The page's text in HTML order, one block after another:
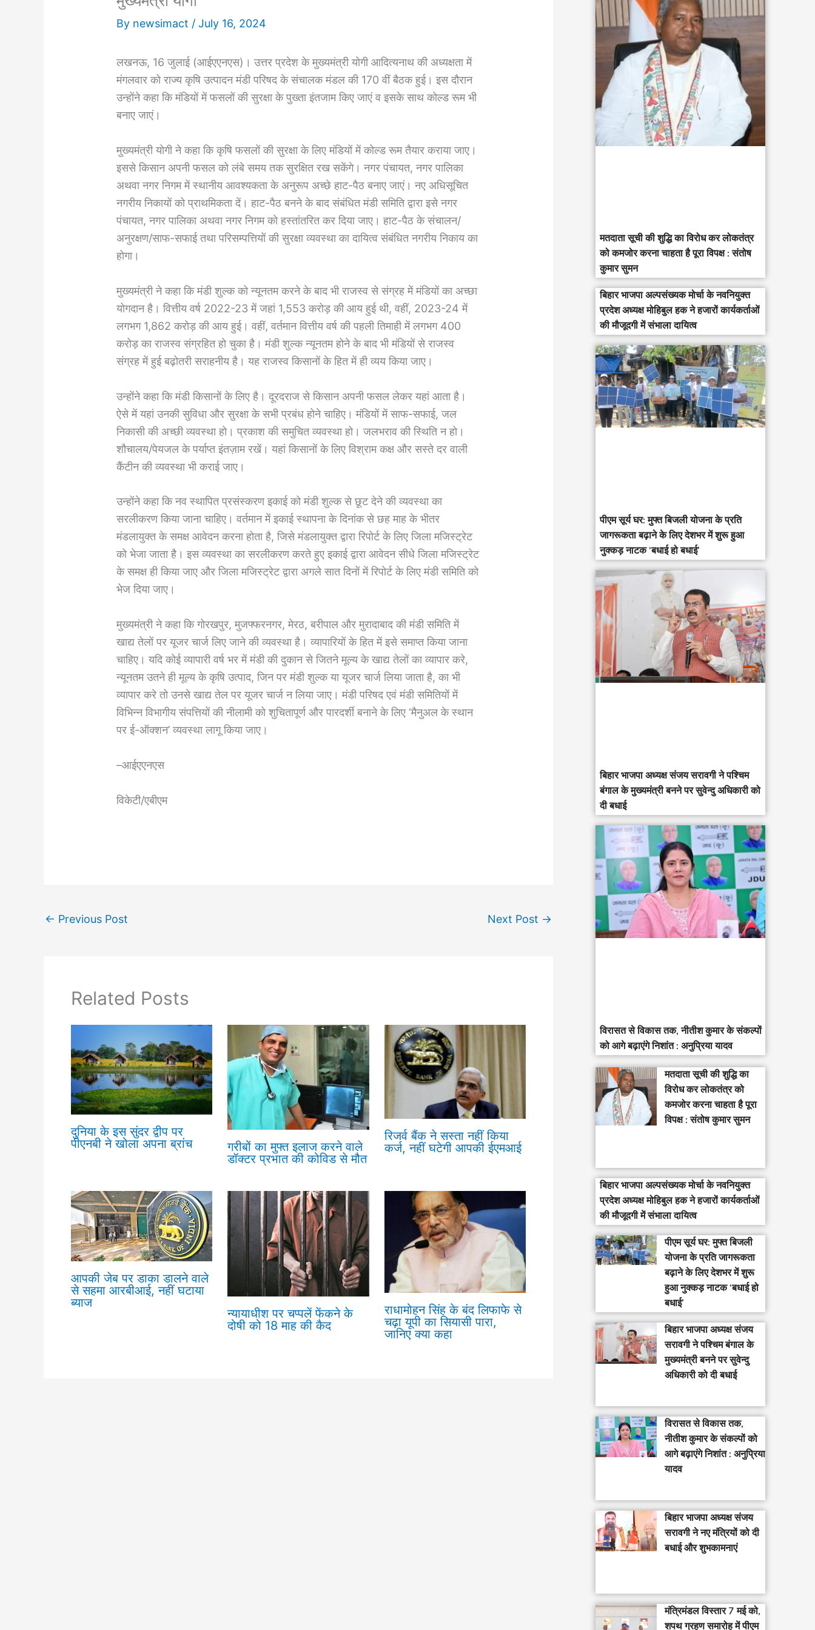
By newsimact /July 16, 2024
लखनऊ, 16 जुलाई (आईएएनएस)। उत्तर प्रदेश के मुख्यमंत्री योगी आदित्यनाथ की अध्यक्षता में
मंगलवार को राज्य कृषि उत्पादन मंडी परिषद के संचालक मंडल की 170 वीं बैठक हुई। इस दौरान
उन्होंने कहा कि मंडियों में फसलों की सुरक्षा के पुख्ता इंतजाम किए जाएं व इसके साथ कोल्ड रूम भी
बनाए जाएं।
मुख्यमंत्री योगी ने कहा कि कृषि फसलों की सुरक्षा के लिए मंडियों में कोल्ड रूम तैयार कराया जाए।
इससे किसान अपनी फसल को लंबे समय तक सुरक्षित रख सकेंगे। नगर पंचायत, नगर पालिका
अथवा नगर निगम में स्थानीय आवश्यकता के अनुरूप अच्छे हाट-पैठ बनाए जाएं। नए अधिसूचित
नगरीय निकायों को प्राथमिकता दें। हाट-पैठ बनने के बाद संबंधित मंडी समिति द्वारा इसे नगर
पंचायत, नगर पालिका अथवा नगर निगम को हस्तांतरित कर दिया जाए। हाट-पैठ के संचालन/
अनुरक्षण/साफ-सफाई तथा परिसम्पत्तियों की सुरक्षा व्यवस्था का दायित्व संबंधित नगरीय निकाय का
होगा।
मुख्यमंत्री ने कहा कि मंडी शुल्क को न्यूनतम करने के बाद भी राजस्व से संग्रह में मंडियों का अच्छा
योगदान है। वित्तीय वर्ष 2022-23 में जहां 1,553 करोड़ की आय हुई थी, वहीं, 2023-24 में
लगभग 1,862 करोड़ की आय हुई। वहीं, वर्तमान वित्तीय वर्ष की पहली तिमाही में लगभग 400
करोड़ का राजस्व संग्रहित हो चुका है। मंडी शुल्क न्यूनतम होने के बाद भी मंडियों से राजस्व
संग्रह में हुई बढ़ोतरी सराहनीय है। यह राजस्व किसानों के हित में ही व्यय किया जाए।
उन्होंने कहा कि मंडी किसानों के लिए है। दूरदराज से किसान अपनी फसल लेकर यहां आता है।
ऐसे में यहां उनकी सुविधा और सुरक्षा के सभी प्रबंध होने चाहिए। मंडियों में साफ-सफाई, जल
निकासी की अच्छी व्यवस्था हो। प्रकाश की समुचित व्यवस्था हो। जलभराव की स्थिति न हो।
शौचालय/पेयजल के पर्याप्त इंतज़ाम रखें। यहां किसानों के लिए विश्राम कक्ष और सस्ते दर वाली
कैंटीन की व्यवस्था भी कराई जाए।
उन्होंने कहा कि नव स्थापित प्रसंस्करण इकाई को मंडी शुल्क से छूट देने की व्यवस्था का
सरलीकरण किया जाना चाहिए। वर्तमान में इकाई स्थापना के दिनांक से छह माह के भीतर
मंडलायुक्त के समक्ष आवेदन करना होता है, जिसे मंडलायुक्त द्वारा रिपोर्ट के लिए जिला मजिस्ट्रेट
को भेजा जाता है। इस व्यवस्था का सरलीकरण करते हुए इकाई द्वारा आवेदन सीधे जिला मजिस्ट्रेट
के समक्ष ही किया जाए और जिला मजिस्ट्रेट द्वारा अगले सात दिनों में रिपोर्ट के लिए मंडी समिति को
भेज दिया जाए।
मुख्यमंत्री ने कहा कि गोरखपुर, मुजफ्फरनगर, मेरठ, बरीपाल और मुरादाबाद की मंडी समिति में
खाद्य तेलों पर यूजर चार्ज लिए जाने की व्यवस्था है। व्यापारियों के हित में इसे समाप्त किया जाना
चाहिए। यदि कोई व्यापारी वर्ष भर में मंडी की दुकान से जितने मूल्य के खाद्य तेलों का व्यापार करे,
न्यूनतम उतने ही मूल्य के कृषि उत्पाद, जिन पर मंडी शुल्क या यूजर चार्ज लिया जाता है, का भी
व्यापार करे तो उनसे खाद्य तेल पर यूजर चार्ज न लिया जाए। मंडी परिषद एवं मंडी समितियों में
विभिन्न विभागीय संपत्तियों की नीलामी को शुचितापूर्ण और पारदर्शी बनाने के लिए ‘मैनुअल के स्थान
पर ई-ऑक्शन’ व्यवस्था लागू किया जाए।
–आईएएनएस
विकेटी/एबीएम
← Previous Post Next Post →
Related Posts
दुनिया के इस सुंदर द्वीप पर
पीएनबी ने खोला अपना ब्रांच
गरीबों का मुफ्त इलाज करने वाले
डॉक्टर प्रभात की कोविड से मौत
रिजर्व बैंक ने सस्ता नहीं किया
कर्ज, नहीं घटेगी आपकी ईएमआई
आपकी जेब पर डाका डालने वाले
से सहमा आरबीआई, नहीं घटाया
ब्याज
न्यायाधीश पर चप्पलें फेंकने के
दोषी को 18 माह की कैद
राधामोहन सिंह के बंद लिफाफे से
चढ़ा यूपी का सियासी पारा,
जानिए क्या कहा
मतदाता सूची की शुद्धि का विरोध कर लोकतंत्र
को कमजोर करना चाहता है पूरा विपक्ष : संतोष
कुमार सुमन
बिहार भाजपा अल्पसंख्यक मोर्चा के नवनियुक्त
प्रदेश अध्यक्ष मोहिबुल हक ने हजारों कार्यकर्ताओं
की मौजूदगी में संभाला दायित्व
पीएम सूर्य घर: मुफ्त बिजली योजना के प्रति
जागरूकता बढ़ाने के लिए देशभर में शुरू हुआ
नुक्कड़ नाटक ‘बधाई हो बधाई’
‎बिहार भाजपा अध्यक्ष संजय सरावगी ने पश्चिम
बंगाल के मुख्यमंत्री बनने पर सुवेन्दु अधिकारी को
दी बधाई
विरासत से विकास तक, नीतीश कुमार के संकल्पों
को आगे बढ़ाएंगे निशांत : अनुप्रिया यादव
मतदाता सूची की शुद्धि का
विरोध कर लोकतंत्र को
कमजोर करना चाहता है पूरा
विपक्ष : संतोष कुमार सुमन
बिहार भाजपा अल्पसंख्यक मोर्चा के नवनियुक्त
प्रदेश अध्यक्ष मोहिबुल हक ने हजारों कार्यकर्ताओं
की मौजूदगी में संभाला दायित्व
पीएम सूर्य घर: मुफ्त बिजली
योजना के प्रति जागरूकता
बढ़ाने के लिए देशभर में शुरू
हुआ नुक्कड़ नाटक ‘बधाई हो
बधाई’
‎बिहार भाजपा अध्यक्ष संजय
सरावगी ने पश्चिम बंगाल के
मुख्यमंत्री बनने पर सुवेन्दु
अधिकारी को दी बधाई
विरासत से विकास तक,
नीतीश कुमार के संकल्पों को
आगे बढ़ाएंगे निशांत : अनुप्रिया
यादव
बिहार भाजपा अध्यक्ष संजय
सरावगी ने नए मंत्रियों को दी
बधाई और शुभकामनाएं
मंत्रिमंडल विस्तार 7 मई को,
शपथ ग्रहण समारोह में पीएम